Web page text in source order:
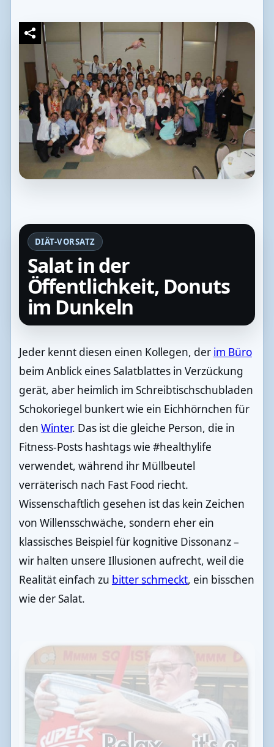
DIÄT-VORSATZ
Salat in der
Öffentlichkeit, Donuts
im Dunkeln
Jeder kennt diesen einen Kollegen, der im Büro
beim Anblick eines Salatblattes in Verzückung
gerät, aber heimlich im Schreibtischschubladen
Schokoriegel bunkert wie ein Eichhörnchen für
den Winter. Das ist die gleiche Person, die in
Fitness-Posts hashtags wie #healthylife
verwendet, während ihr Müllbeutel
verräterisch nach Fast Food riecht.
Wissenschaftlich gesehen ist das kein Zeichen
von Willensschwäche, sondern eher ein
klassisches Beispiel für kognitive Dissonanz –
wir halten unsere Illusionen aufrecht, weil die
Realität einfach zu bitter schmeckt, ein bisschen
wie der Salat.